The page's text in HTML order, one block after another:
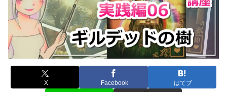
X Facebook はてブ